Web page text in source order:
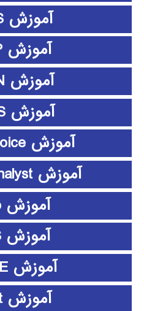
آموزش EDIUS
آموزش EMTP
آموزش ePLAN
آموزش ETABS
آموزش expert choice
آموزش Frontier Analyst
آموزش github
آموزش HFSS
آموزش HSPICE
آموزش L-Edit